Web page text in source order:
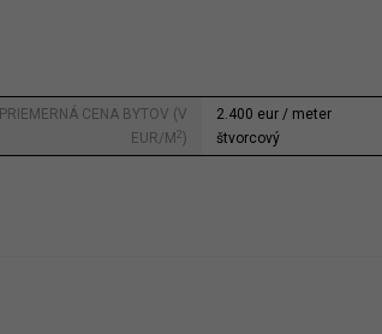
PRIEMERNÁ CENA BYTOV (V
EUR/M 2 )
2.400 eur / meter
štvorcový